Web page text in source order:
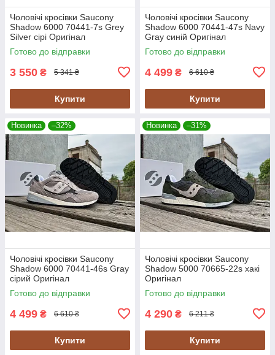
Чоловічі кросівки Saucony
Shadow 6000 70441-7s Grey
Silver сірі Оригінал
Готово до відправки
3 550 ₴ 5 341 ₴
Купити
Чоловічі кросівки Saucony
Shadow 6000 70441-47s Navy
Gray синій Оригінал
Готово до відправки
4 499 ₴ 6 610 ₴
Купити
Новинка –32%
Чоловічі кросівки Saucony
Shadow 6000 70441-46s Gray
сірий Оригінал
Готово до відправки
4 499 ₴ 6 610 ₴
Купити
Новинка –31%
Чоловічі кросівки Saucony
Shadow 5000 70665-22s хакі
Оригінал
Готово до відправки
4 290 ₴ 6 211 ₴
Купити